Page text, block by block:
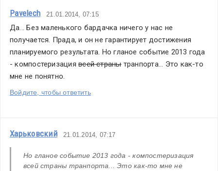
Pavelech 21.01.2014, 07:15
Да... Без маленького бардачка ничего у нас не
получается. Прада, и он не гарантирует достижения
планируемого результата. Но гланое событие 2013 года
- компостеризация всей страны транпорта... Это как-то
мне не понятно.
Войдите, чтобы ответить
Харьковский 21.01.2014, 07:17
Но гланое событие 2013 года - компостеризация
всей страны транпорта... Это как-то мне не